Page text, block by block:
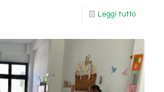
Leggi tutto